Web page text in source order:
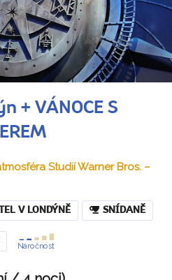
+ VÁNOCE S
Studií Warner Bros. –
V LONDÝNĚ SNÍDANĚ
Náročnost